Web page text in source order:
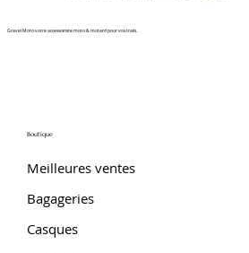
Gravel Moto votre accessoiriste moto & motard pour vos trails.
Boutique
Meilleures ventes
Bagageries
Casques